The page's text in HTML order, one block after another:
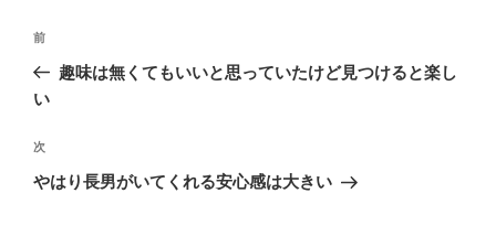
投
ゲ
ー
前
の
投
前
趣味は無くてもいいと思っていたけど見つけると楽し
い
次
の
次
やはり長男がいてくれる安心感は大きい